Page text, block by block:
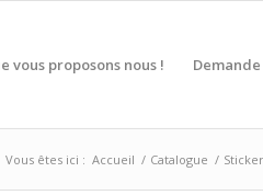
vous proposons nous !
Vous êtes ici : Accueil / Catalogue /